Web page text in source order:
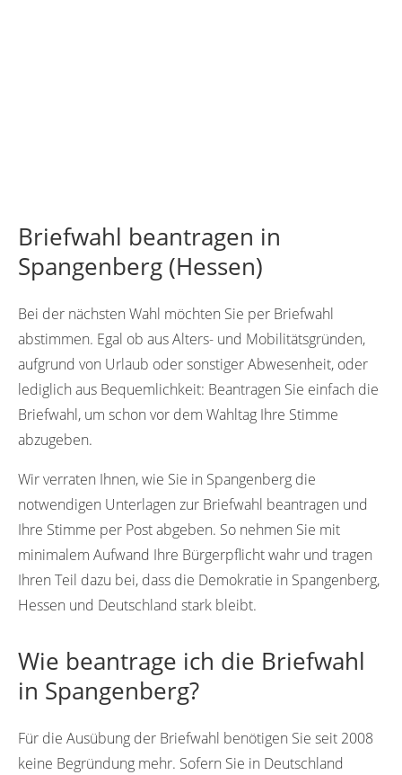
Briefwahl beantragen in
Spangenberg (Hessen)
Bei der nächsten Wahl möchten Sie per Briefwahl
abstimmen. Egal ob aus Alters- und Mobilitätsgründen,
aufgrund von Urlaub oder sonstiger Abwesenheit, oder
lediglich aus Bequemlichkeit: Beantragen Sie einfach die
Briefwahl, um schon vor dem Wahltag Ihre Stimme
abzugeben.
Wir verraten Ihnen, wie Sie in Spangenberg die
notwendigen Unterlagen zur Briefwahl beantragen und
Ihre Stimme per Post abgeben. So nehmen Sie mit
minimalem Aufwand Ihre Bürgerpflicht wahr und tragen
Ihren Teil dazu bei, dass die Demokratie in Spangenberg,
Hessen und Deutschland stark bleibt.
Wie beantrage ich die Briefwahl
in Spangenberg?
Für die Ausübung der Briefwahl benötigen Sie seit 2008
keine Begründung mehr. Sofern Sie in Deutschland